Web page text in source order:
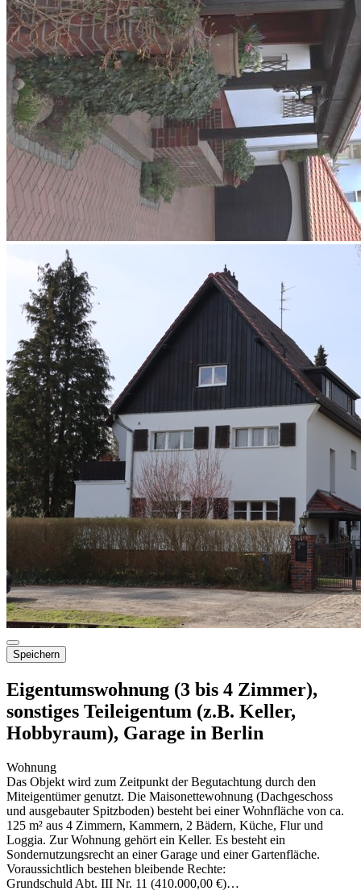
Speichern
Eigentumswohnung (3 bis 4 Zimmer),
sonstiges Teileigentum (z.B. Keller,
Hobbyraum), Garage in Berlin
Wohnung
Das Objekt wird zum Zeitpunkt der Begutachtung durch den
Miteigentümer genutzt. Die Maisonettewohnung (Dachgeschoss
und ausgebauter Spitzboden) besteht bei einer Wohnfläche von ca.
125 m² aus 4 Zimmern, Kammern, 2 Bädern, Küche, Flur und
Loggia. Zur Wohnung gehört ein Keller. Es besteht ein
Sondernutzungsrecht an einer Garage und einer Gartenfläche.
Voraussichtlich bestehen bleibende Rechte:
Grundschuld Abt. III Nr. 11 (410.000,00 €)…